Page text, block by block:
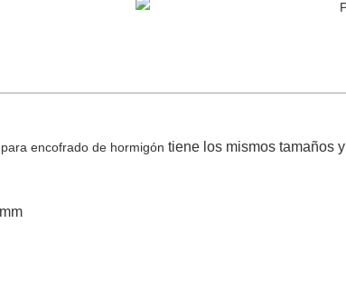
encofrado de hormigón tiene los mismos tamaños